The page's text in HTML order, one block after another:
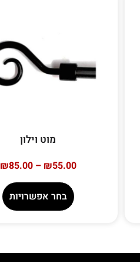
מוט וילון
₪55.00
–
₪85.00
בחר אפשרויות